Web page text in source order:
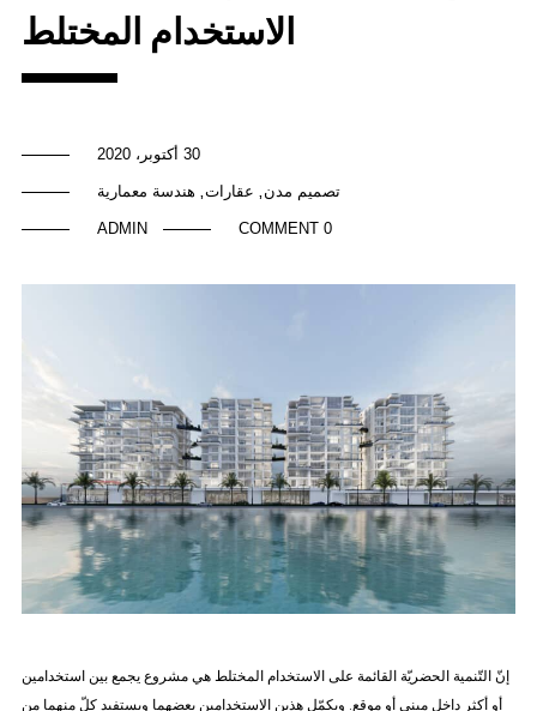
الاستخدام المختلط
30 أكتوبر، 2020
تصميم مدن عقارات هندسة معمارية
0 COMMENT
ADMIN
إنّ التّنمية الحضريّة القائمة على الاستخدام المختلط هي مشروع يجمع بين استخدامين
أو أكثر داخل مبنى أو موقع. ويكمّل هذين الاستخدامين بعضهما ويستفيد كلّ منهما من